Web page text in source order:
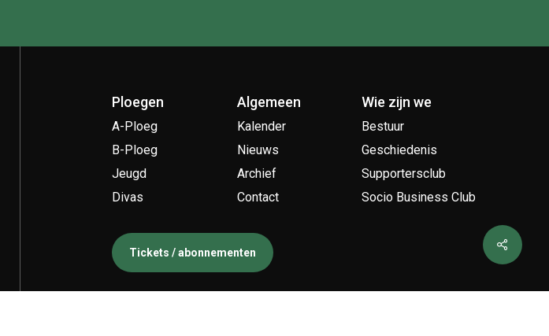
Ploegen
A-Ploeg
B-Ploeg
Jeugd
Divas
Algemeen
Kalender
Nieuws
Archief
Contact
Wie zijn we
Bestuur
Geschiedenis
Supportersclub
Socio Business Club
Tickets / abonnementen